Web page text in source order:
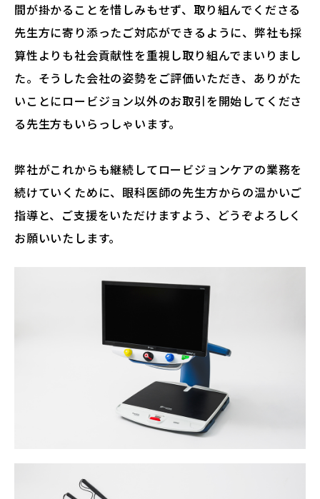
間が掛かることを惜しみもせず、取り組んでくださる
先生方に寄り添ったご対応ができるように、弊社も採
算性よりも社会貢献性を重視し取り組んでまいりまし
た。そうした会社の姿勢をご評価いただき、ありがた
いことにロービジョン以外のお取引を開始してくださ
る先生方もいらっしゃいます。
弊社がこれからも継続してロービジョンケアの業務を
続けていくために、眼科医師の先生方からの温かいご
指導と、ご支援をいただけますよう、どうぞよろしく
お願いいたします。